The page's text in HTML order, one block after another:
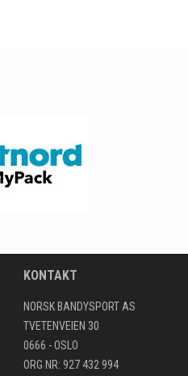
KONTAKT
NORSK BANDYSPORT AS
TVETENVEIEN 30
0666 - OSLO
ORG NR: 927 432 994